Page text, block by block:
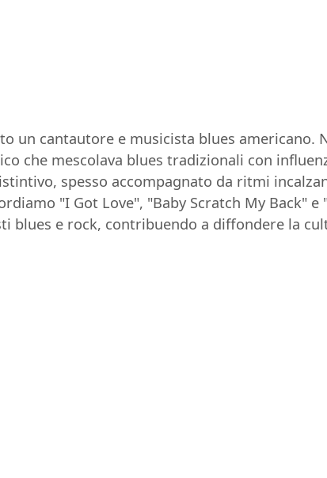
un cantautore e musicista blues americano.
che mescolava blues tradizionali con
spesso accompagnato da ritmi
"I Got Love", "Baby Scratch My Back" e
blues e rock, contribuendo a diffondere la